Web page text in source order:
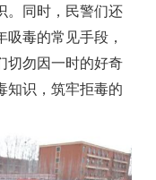
。同时，民警们还
毒的常见手段，
切勿因一时的好奇
知识，筑牢拒毒的